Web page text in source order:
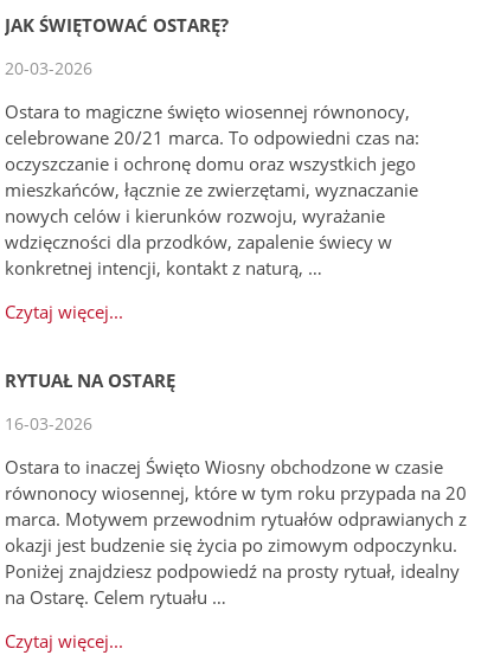
JAK ŚWIĘTOWAĆ OSTARĘ?
20-03-2026
Ostara to magiczne święto wiosennej równonocy,
celebrowane 20/21 marca. To odpowiedni czas na:
oczyszczanie i ochronę domu oraz wszystkich jego
mieszkańców, łącznie ze zwierzętami, wyznaczanie
nowych celów i kierunków rozwoju, wyrażanie
wdzięczności dla przodków, zapalenie świecy w
konkretnej intencji, kontakt z naturą, …
Czytaj więcej...
RYTUAŁ NA OSTARĘ
16-03-2026
Ostara to inaczej Święto Wiosny obchodzone w czasie
równonocy wiosennej, które w tym roku przypada na 20
marca. Motywem przewodnim rytuałów odprawianych z
okazji jest budzenie się życia po zimowym odpoczynku.
Poniżej znajdziesz podpowiedź na prosty rytuał, idealny
na Ostarę. Celem rytuału …
Czytaj więcej...